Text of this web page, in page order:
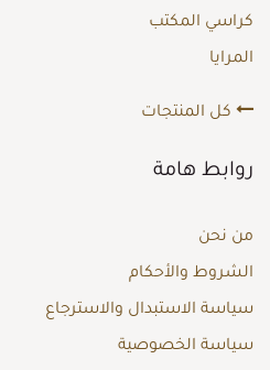
كراسي المكتب
المرايا
كل المنتجات
روابط هامة
من نحن
الشروط والأحكام
سياسة الاستبدال والاسترجاع
سياسة الخصوصية